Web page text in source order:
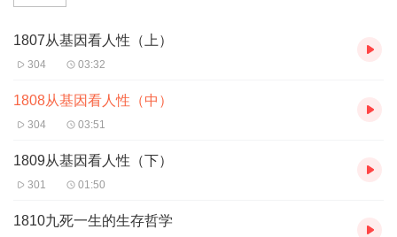
1807从基因看人性（上）
304 03:32
1808从基因看人性（中）
304 03:51
1809从基因看人性（下）
301 01:50
1810九死一生的生存哲学